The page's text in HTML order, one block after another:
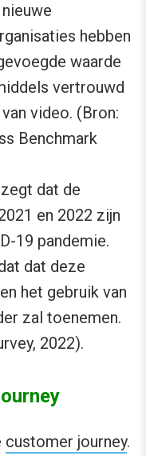
hebben
waarde
vertrouwd
video. (Bron:
Benchmark
dat de
en 2022 zijn
19 pandemie.
dat deze
het gebruik van
zal toenemen.
2022).
customer journey.